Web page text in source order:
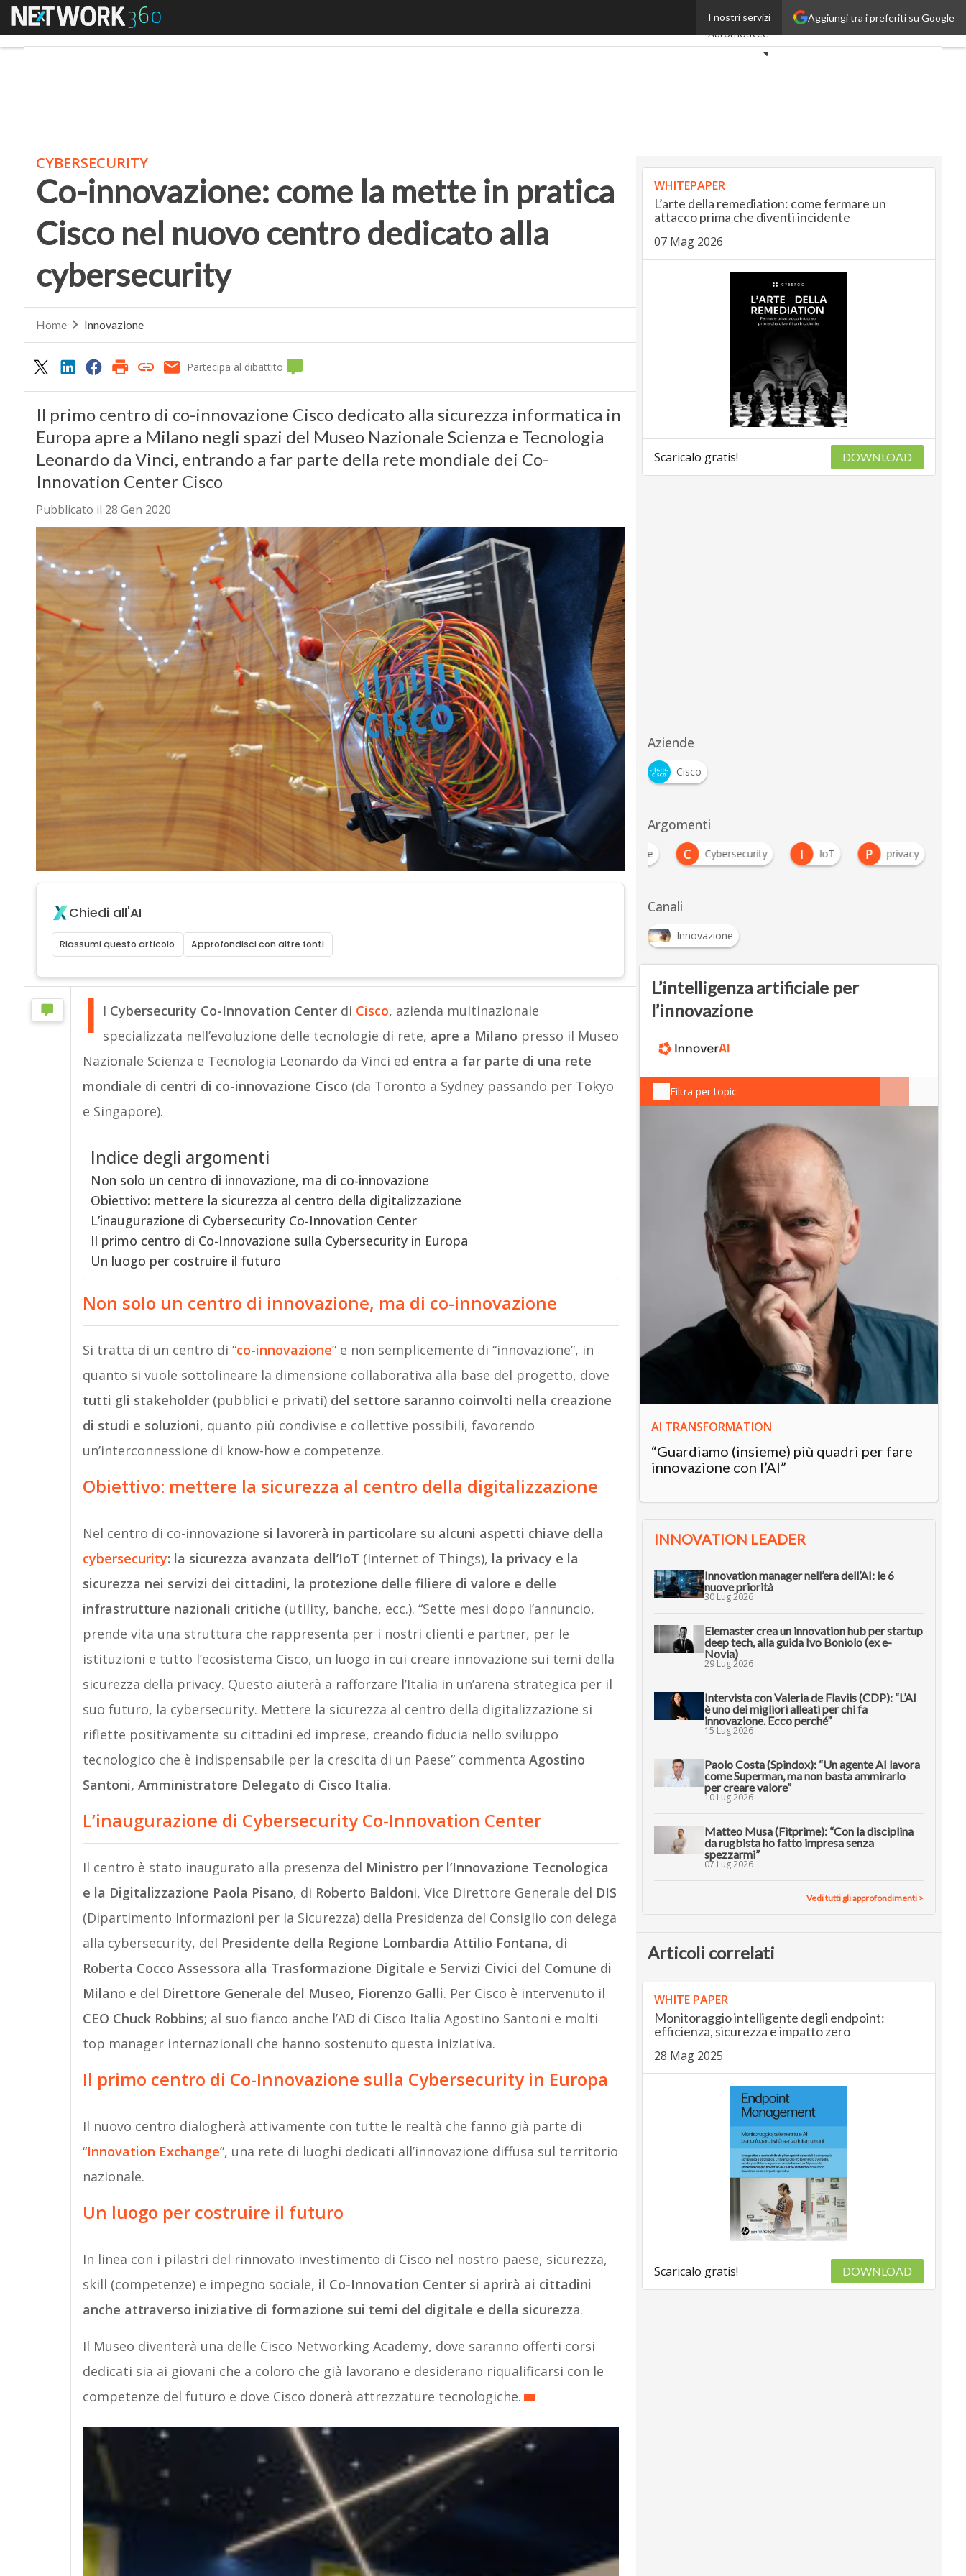
Aggiungi tra i preferiti su Google
I nostri servizi
Menu
Ultimi articoli
AutomotiveUp
Startup
CYBERSECURITY
Co-innovazione: come la mette in pratica
Cisco nel nuovo centro dedicato alla
cybersecurity
Home Innovazione
Partecipa al dibattito
Il primo centro di co-innovazione Cisco dedicato alla sicurezza informatica in
Europa apre a Milano negli spazi del Museo Nazionale Scienza e Tecnologia
Leonardo da Vinci, entrando a far parte della rete mondiale dei Co-
Innovation Center Cisco
Pubblicato il 28 Gen 2020
Chiedi all'AI
Riassumi questo articolo Approfondisci con altre fonti
I l Cybersecurity Co-Innovation Centerdi Cisco, azienda multinazionale
specializzata nell’evoluzione delle tecnologie di rete, apre a Milano presso il Museo
Nazionale Scienza e Tecnologia Leonardo da Vinci ed entra a far parte di una rete
mondiale di centri di co-innovazione Cisco (da Toronto a Sydney passando per Tokyo
e Singapore).
Indice degli argomenti
Non solo un centro di innovazione, ma di co-innovazione
Obiettivo: mettere la sicurezza al centro della digitalizzazione
L’inaugurazione di Cybersecurity Co-Innovation Center
Il primo centro di Co-Innovazione sulla Cybersecurity in Europa
Un luogo per costruire il futuro
Non solo un centro di innovazione, ma di co-innovazione
Si tratta di un centro di “co-innovazione” e non semplicemente di “innovazione”, in
quanto si vuole sottolineare la dimensione collaborativa alla base del progetto, dove
tutti gli stakeholder(pubblici e privati) del settore saranno coinvolti nella creazione
di studi e soluzioni, quanto più condivise e collettive possibili, favorendo
un’interconnessione di know-how e competenze.
Obiettivo: mettere la sicurezza al centro della digitalizzazione
Nel centro di co-innovazione si lavorerà in particolare su alcuni aspetti chiave della
cybersecurity: la sicurezza avanzata dell’IoT (Internet of Things), la privacy e la
sicurezza nei servizi dei cittadini, la protezione delle filiere di valore e delle
infrastrutture nazionali critiche (utility, banche, ecc.). “Sette mesi dopo l’annuncio,
prende vita una struttura che rappresenta per i nostri clienti e partner, per le
istituzioni e tutto l’ecosistema Cisco, un luogo in cui creare innovazione sui temi della
sicurezza della privacy. Questo aiuterà a rafforzare l’Italia in un’arena strategica per il
suo futuro, la cybersecurity. Mettere la sicurezza al centro della digitalizzazione si
riflette positivamente su cittadini ed imprese, creando fiducia nello sviluppo
tecnologico che è indispensabile per la crescita di un Paese” commenta Agostino
Santoni, Amministratore Delegato di Cisco Italia.
L’inaugurazione di Cybersecurity Co-Innovation Center
Il centro è stato inaugurato alla presenza del Ministro per l’Innovazione Tecnologica
e la Digitalizzazione Paola Pisano, di Roberto Baldoni, Vice Direttore Generale del DIS
(Dipartimento Informazioni per la Sicurezza) della Presidenza del Consiglio con delega
alla cybersecurity, del Presidente della Regione Lombardia Attilio Fontana, di
Roberta Cocco Assessora alla Trasformazione Digitale e Servizi Civici del Comune di
Milano e del Direttore Generale del Museo, Fiorenzo Galli. Per Cisco è intervenuto il
CEO Chuck Robbins; al suo fianco anche l’AD di Cisco Italia Agostino Santoni e molti
top manager internazionali che hanno sostenuto questa iniziativa.
Il primo centro di Co-Innovazione sulla Cybersecurity in Europa
Il nuovo centro dialogherà attivamente con tutte le realtà che fanno già parte di
“Innovation Exchange”, una rete di luoghi dedicati all’innovazione diffusa sul territorio
nazionale.
Un luogo per costruire il futuro
In linea con i pilastri del rinnovato investimento di Cisco nel nostro paese, sicurezza,
skill (competenze) e impegno sociale, il Co-Innovation Center si aprirà ai cittadini
anche attraverso iniziative di formazione sui temi del digitale e della sicurezza.
Il Museo diventerà una delle Cisco Networking Academy, dove saranno offerti corsi
dedicati sia ai giovani che a coloro che già lavorano e desiderano riqualificarsi con le
competenze del futuro e dove Cisco donerà attrezzature tecnologiche.
WHITEPAPER
L’arte della remediation: come fermare un
attacco prima che diventi incidente
07 Mag 2026
Scaricalo gratis! DOWNLOAD
Aziende
Cisco
Argomenti
C
co-innovazione C Cybersecurity I IoT P
privacy
Canali
Innovazione
L’intelligenza artificiale per
l’innovazione
Filtra per topic
AI TRANSFORMATION
“Guardiamo (insieme) più quadri per fare
innovazione con l’AI”
INNOVATION LEADER
Innovation manager nell’era dell’AI: le 6
nuove priorità
30 Lug 2026
Elemaster crea un innovation hub per startup
deep tech, alla guida Ivo Boniolo (ex e-
Novia)
29 Lug 2026
Intervista con Valeria de Flaviis (CDP): “L’AI
è uno dei migliori alleati per chi fa
innovazione. Ecco perché”
15 Lug 2026
Paolo Costa (Spindox): “Un agente AI lavora
come Superman, ma non basta ammirarlo
per creare valore”
10 Lug 2026
Matteo Musa (Fitprime): “Con la disciplina
da rugbista ho fatto impresa senza
spezzarmi”
07 Lug 2026
Vedi tutti gli approfondimenti >
Articoli correlati
WHITE PAPER
Monitoraggio intelligente degli endpoint:
efficienza, sicurezza e impatto zero
28 Mag 2025
Scaricalo gratis! DOWNLOAD